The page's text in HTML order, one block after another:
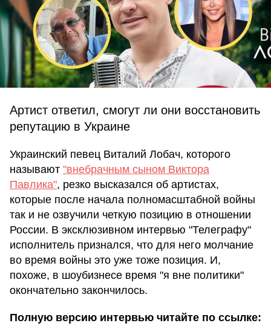
Артист ответил, смогут ли они восстановить
репутацию в Украине
Украинский певец Виталий Лобач, которого
называют "внебрачным сыном Виктора
Павлика", резко высказался об артистах,
которые после начала полномасштабной войны
так и не озвучили четкую позицию в отношении
России. В эксклюзивном интервью "Телеграфу"
исполнитель признался, что для него молчание
во время войны это уже тоже позиция. И,
похоже, в шоубизнесе время "я вне политики"
окончательно закончилось.
Полную версию интервью читайте по ссылке: